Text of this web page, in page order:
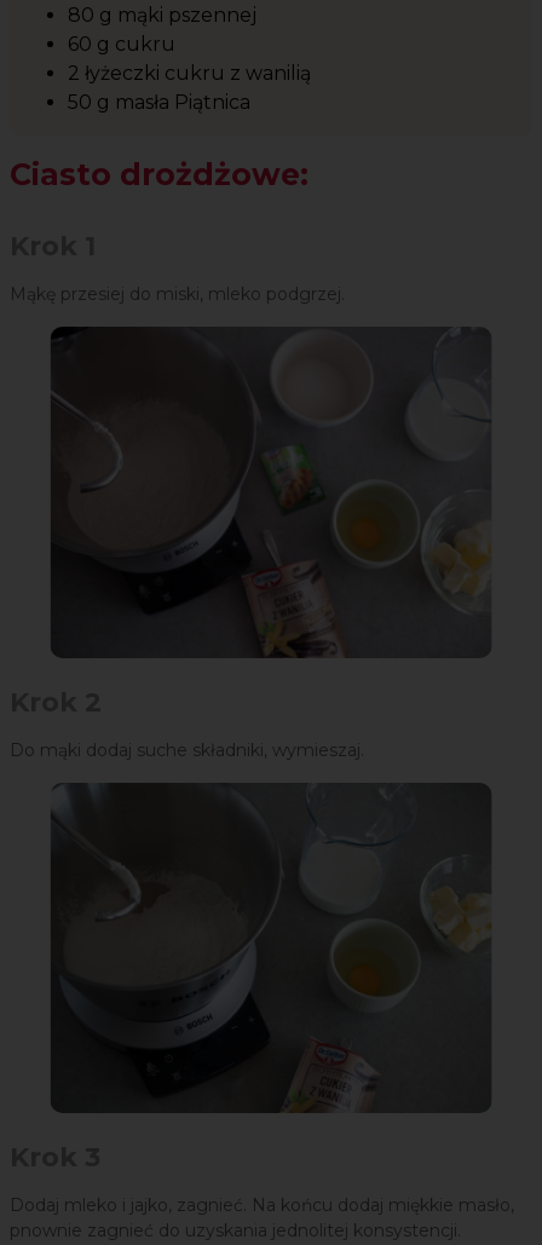
80 g mąki pszennej
60 g cukru
2 łyżeczki cukru z wanilią
50 g masła Piątnica
Ciasto drożdżowe:
Mąkę przesiej do miski, mleko podgrzej.
Do mąki dodaj suche składniki, wymieszaj.
Dodaj mleko i jajko, zagnieć. Na końcu dodaj miękkie masło,
pnownie zagnieć do uzyskania jednolitej konsystencji.